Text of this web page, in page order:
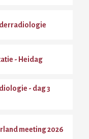
- Heidag
- dag 3
meeting 2026